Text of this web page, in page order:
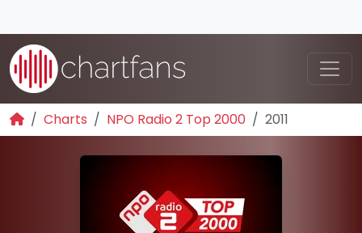
Charts NPO Radio 2 Top 2000 2011